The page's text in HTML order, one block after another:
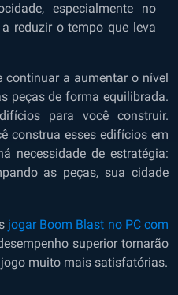
especialmente no
reduzir o tempo que leva
continuar a aumentar o nível
peças de forma equilibrada.
para você construir.
construa esses edifícios em
necessidade de estratégia:
as peças, sua cidade
jogar Boom Blast no PC com
superior tornarão
muito mais satisfatórias.